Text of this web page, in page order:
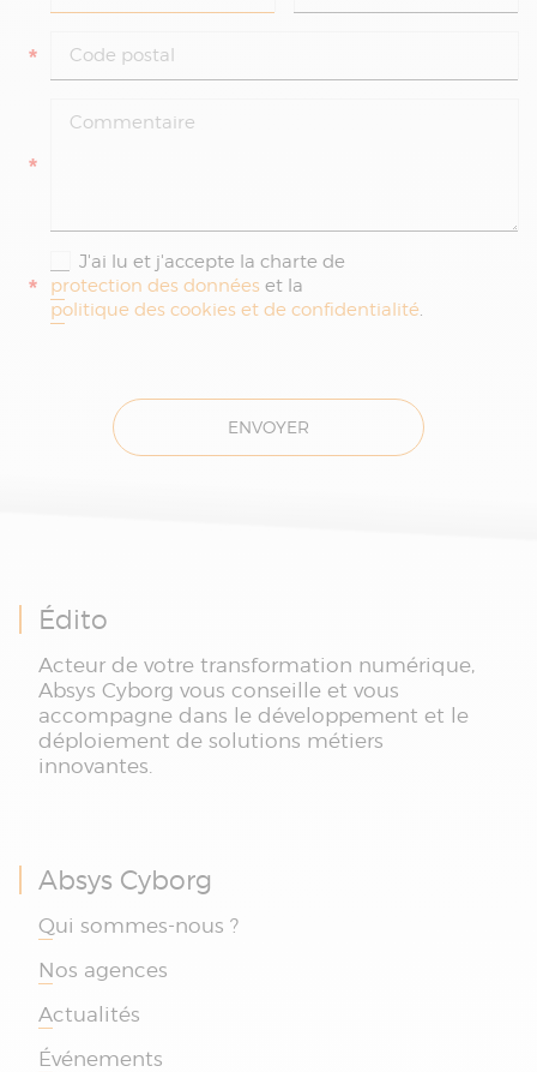
*
*
*
J'ai lu et j'accepte la charte de
protection des données et la
politique des cookies et de confidentialité.
ENVOYER
Édito
Acteur de votre transformation numérique,
Absys Cyborg vous conseille et vous
accompagne dans le développement et le
déploiement de solutions métiers
innovantes.
Absys Cyborg
Qui sommes-nous ?
Nos agences
Actualités
Événements